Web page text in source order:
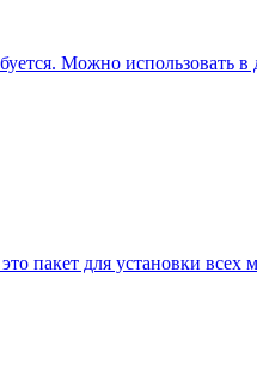
Можно использовать
пакет для установки